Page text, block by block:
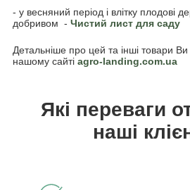
- у весняний період і влітку плодові
добривом - Чистий лист для саду
Детальніше про цей та інші товари
нашому сайті agro-landing.com.ua
Які переваги
наші